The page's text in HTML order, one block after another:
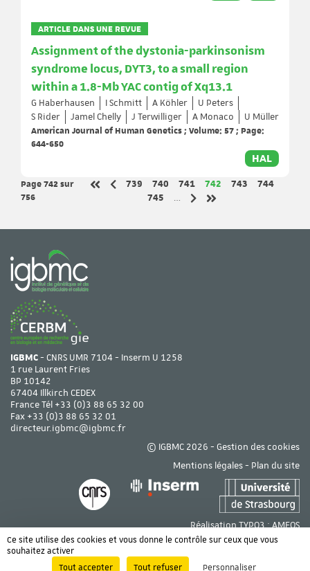
ARTICLE DANS UNE REVUE
Assignment of the dystonia-parkinsonism
syndrome locus, DYT3, to a small region
within a 1.8-Mb YAC contig of Xq13.1
G Haberhausen I Schmitt A Köhler
U Peters
S Rider
Jamel Chelly J Terwilliger A Monaco
U Müller
American Journal of Human Genetics ; Volume: 57 ; Page:
644-650
HAL
Page 742sur
756
Première page
Page précédente
Page
739 Page
740 Page
741 Page
742 Page
743 Page
744
Page
745
…
IGBMC- CNRS UMR 7104 - Inserm U 1258
1 rue Laurent Fries
BP 10142
67404 Illkirch CEDEX
France Tél +33 (0)3 88 65 32 00
Fax +33 (0)3 88 65 32 01
directeur.igbmc@igbmc.fr
© IGBMC 2026 - Gestion des cookies
Mentions légales- Plan du site
Réalisation TYPO3 :AMEOS
Ce site utilise des cookies et vous donne le contrôle sur ceux que vous
souhaitez activer
Tout accepter
Tout refuser Personnaliser